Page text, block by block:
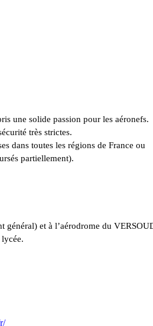
une solide passion pour les aéronefs.
très strictes.
dans toutes les régions de France ou
partiellement).
général) et à l’aérodrome du